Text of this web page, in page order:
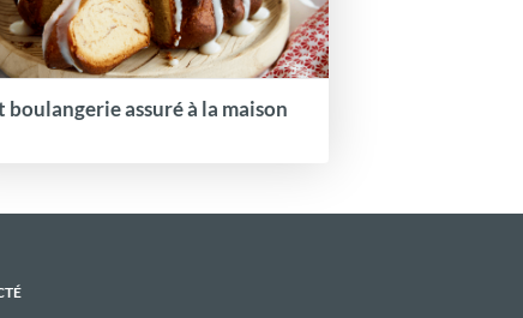
boulangerie assuré à la maison